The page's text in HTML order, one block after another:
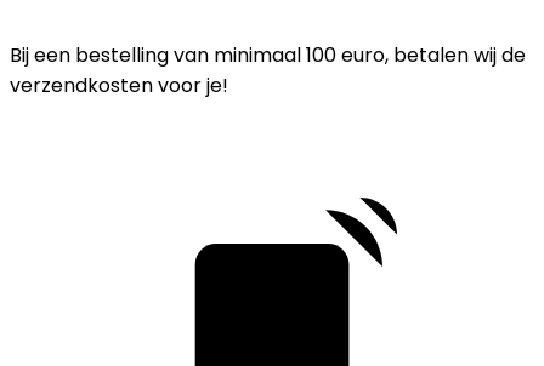
Bij een bestelling van minimaal 100 euro, betalen wij de
verzendkosten voor je!